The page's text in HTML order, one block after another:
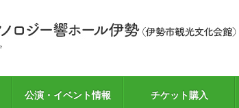
公演・イベント情報 チケット購入